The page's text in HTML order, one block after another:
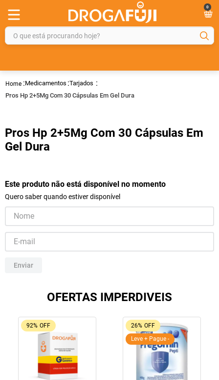
0
O que está procurando hoje?
Medicamentos Tarjados
Pros Hp 2+5Mg Com 30 Cápsulas Em Gel Dura
Pros Hp 2+5Mg Com 30 Cápsulas Em
Gel Dura
Este produto não está disponível no momento
Quero saber quando estiver disponível
Enviar
OFERTAS IMPERDIVEIS
92% OFF 26% OFF
Leve + Pague -
2º
gelmax
5º
protetor solar
8º
sveda
10º soro fisiológico